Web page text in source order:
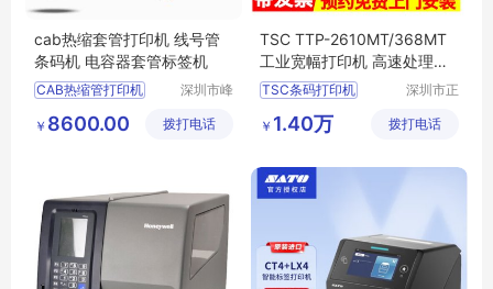
cab热缩套管打印机 线号管
条码机 电容器套管标签机
CAB热缩管打印机
CAB打印机
深圳市峰
术有限公
￥ 8600.00 拨打电话
TSC TTP-2610MT/368MT
工业宽幅打印机 高速处理器
稳定高效打印
TSC条码打印机
工业条码打印机
TTP
368MT打印机
深圳市正
有限公司
￥ 1.40万 拨打电话